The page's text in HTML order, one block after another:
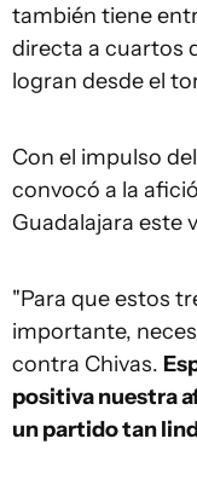
también tiene
directa a cuartos
logran desde el
Con el impulso
convocó a la
Guadalajara este
"Para que estos
importante,
contra Chivas.
positiva nuestra
un partido tan